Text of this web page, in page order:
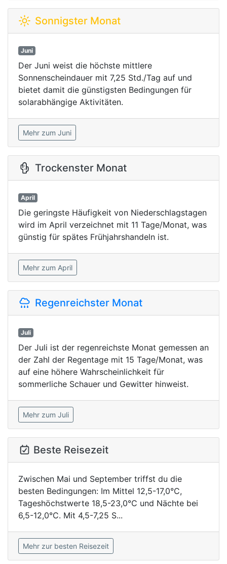
Sonnigster Monat
Juni
Der Juni weist die höchste mittlere
Sonnenscheindauer mit 7,25 Std./Tag auf und
bietet damit die günstigsten Bedingungen für
solarabhängige Aktivitäten.
Mehr zum Juni
Trockenster Monat
April
Die geringste Häufigkeit von Niederschlagstagen
wird im April verzeichnet mit 11 Tage/Monat, was
günstig für spätes Frühjahrshandeln ist.
Mehr zum April
Regenreichster Monat
Juli
Der Juli ist der regenreichste Monat gemessen an
der Zahl der Regentage mit 15 Tage/Monat, was
auf eine höhere Wahrscheinlichkeit für
sommerliche Schauer und Gewitter hinweist.
Mehr zum Juli
Beste Reisezeit
Zwischen Mai und September triffst du die
besten Bedingungen: Im Mittel 12,5-17,0°C,
Tageshöchstwerte 18,5-23,0°C und Nächte bei
6,5-12,0°C. Mit 4,5-7,25 S...
Mehr zur besten Reisezeit